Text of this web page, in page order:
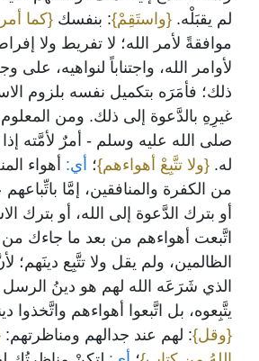
لم يقبَلْه. {واستَقِمْ}: بنفسك {كما
موافقةً لأمر الله؛ لا تفريط ولا
لأوامر الله، واجتناباً لنواهيه، على
ذلك؛ فأمَرَه بتكميل نفسه بلزوم
غيرِهِ بالدَّعوة إلى ذلك. ومن
صلى الله عليه وسلم - أمرٌ لأمَّته
له. {ولا تتَّبِعْ أهواءهم}؛ أي: أهواء
من الكفرة والمنافقين، إمَّا
أو بترك الدَّعوة إلى الله، أو بترك
اتَّبعت أهواءهم من بعد ما جاءك من
الظالمين، ولم يقل ولا تتَّبِع دينَهم؛
الذي شَرَعَه الله لهم هو دينُ الرسل
يتَّبِعوه، بل اتَّبعوا أهواءهم واتَّخذوا
{وقل}: لهم عند جدالهم ومناظرتهم: